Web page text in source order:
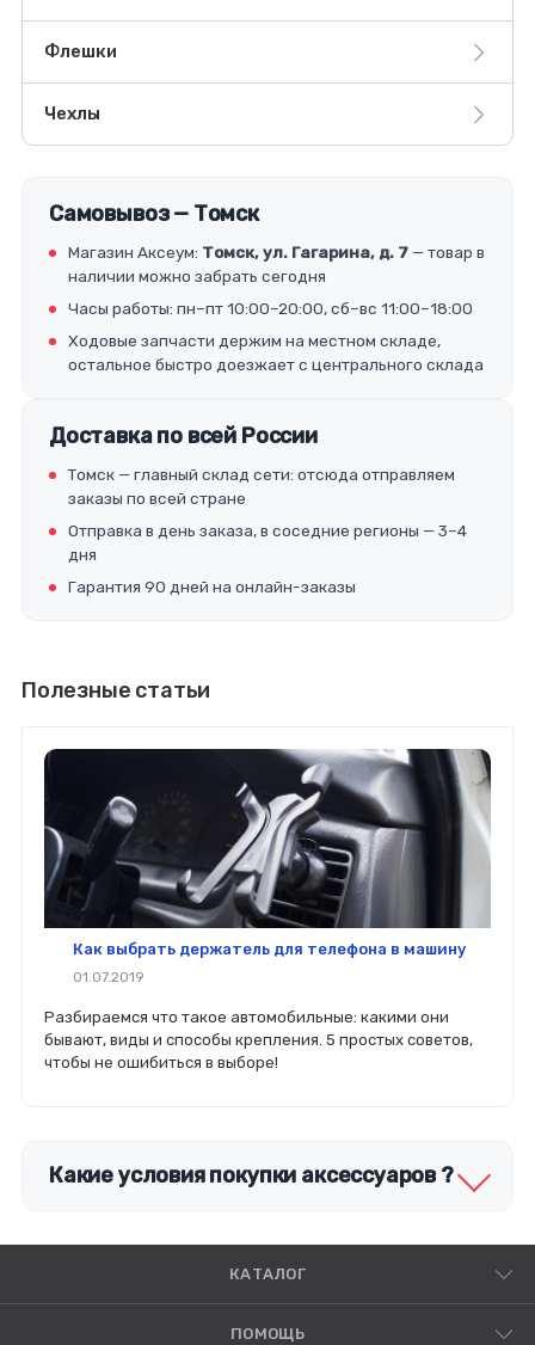
Флешки
Чехлы
Самовывоз — Томск
Магазин Аксеум: Томск, ул. Гагарина, д. 7 — товар в
наличии можно забрать сегодня
Часы работы: пн–пт 10:00–20:00, сб–вс 11:00–18:00
Ходовые запчасти держим на местном складе,
остальное быстро доезжает с центрального склада
Доставка по всей России
Томск — главный склад сети: отсюда отправляем
заказы по всей стране
Отправка в день заказа, в соседние регионы — 3–4
дня
Гарантия 90 дней на онлайн-заказы
Полезные статьи
Как выбрать держатель для телефона в машину
01.07.2019
Разбираемся что такое автомобильные: какими они
бывают, виды и способы крепления. 5 простых советов,
чтобы не ошибиться в выборе!
Какие условия покупки аксессуаров ?
КАТАЛОГ
ПОМОЩЬ